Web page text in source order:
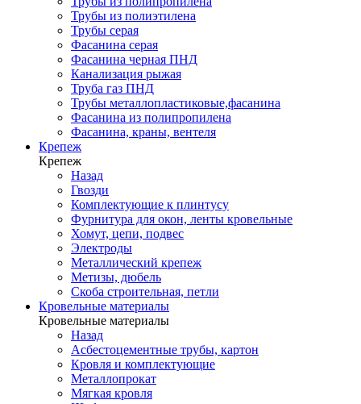
Трубы из полиэтилена
Трубы серая
Фасанина серая
Фасанина черная ПНД
Канализация рыжая
Труба газ ПНД
Трубы металлопластиковые,фасанина
Фасанина из полипропилена
Фасанина, краны, вентеля
Крепеж
Крепеж
Назад
Гвозди
Комплектующие к плинтусу
Фурнитура для окон, ленты кровельные
Хомут, цепи, подвес
Электроды
Металлический крепеж
Метизы, дюбель
Скоба строительная, петли
Кровельные материалы
Кровельные материалы
Назад
Асбестоцементные трубы, картон
Кровля и комплектующие
Металлопрокат
Мягкая кровля